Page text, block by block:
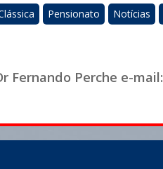
Pensionato Notícias
Fernando Perche e-mail: